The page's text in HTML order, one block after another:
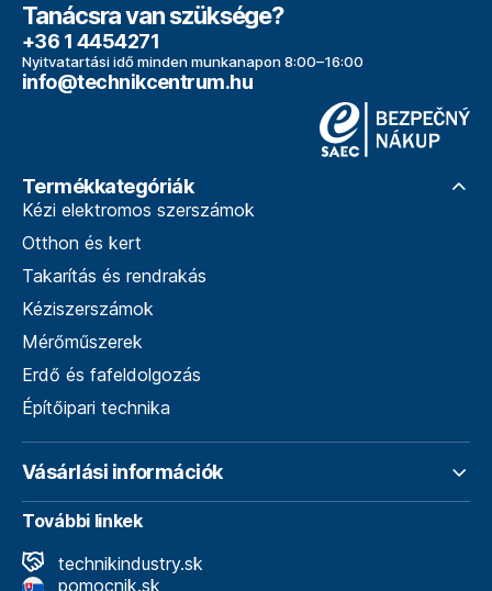
Tanácsra van szüksége?
+36 1 4454271
Nyitvatartási idő minden munkanapon 8:00–16:00
info@technikcentrum.hu
Termékkategóriák
Kézi elektromos szerszámok
Otthon és kert
Takarítás és rendrakás
Kéziszerszámok
Mérőműszerek
Erdő és fafeldolgozás
Építőipari technika
Vásárlási információk
További linkek
technikindustry.sk
pomocnik.sk